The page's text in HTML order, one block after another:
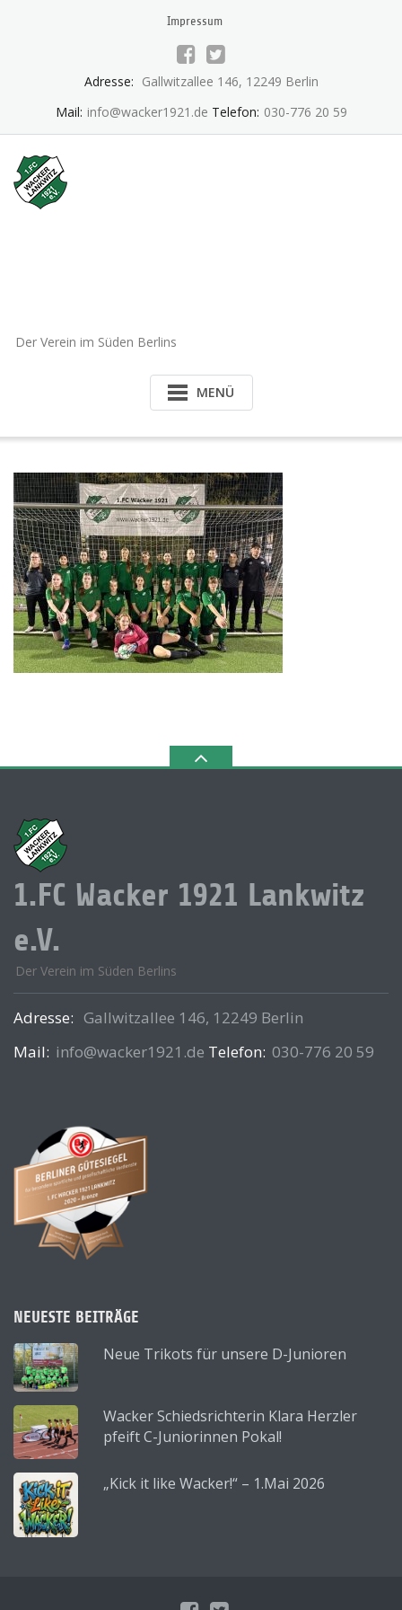
Impressum
Adresse: Gallwitzallee 146, 12249 Berlin
Mail: info@wacker1921.de Telefon: 030-776 20 59
Der Verein im Süden Berlins
MENÜ
1.FC Wacker 1921 Lankwitz
e.V.
Der Verein im Süden Berlins
Adresse: Gallwitzallee 146, 12249 Berlin
Mail: info@wacker1921.de Telefon: 030-776 20 59
NEUESTE BEITRÄGE
Neue Trikots für unsere D-Junioren
Wacker Schiedsrichterin Klara Herzler
pfeift C-Juniorinnen Pokal!
„Kick it like Wacker!“ – 1.Mai 2026